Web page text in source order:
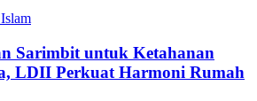
Sarimbit untuk Ketahanan
LDII Perkuat Harmoni Rumah